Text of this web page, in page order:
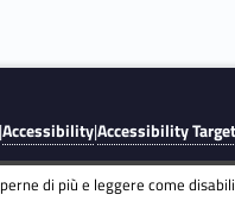
|Accessibility|Accessibility Target
di più e leggere come